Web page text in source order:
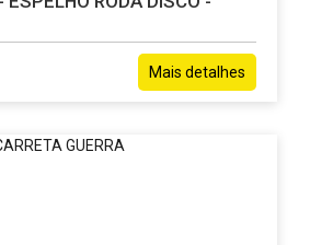
Mais detalhes